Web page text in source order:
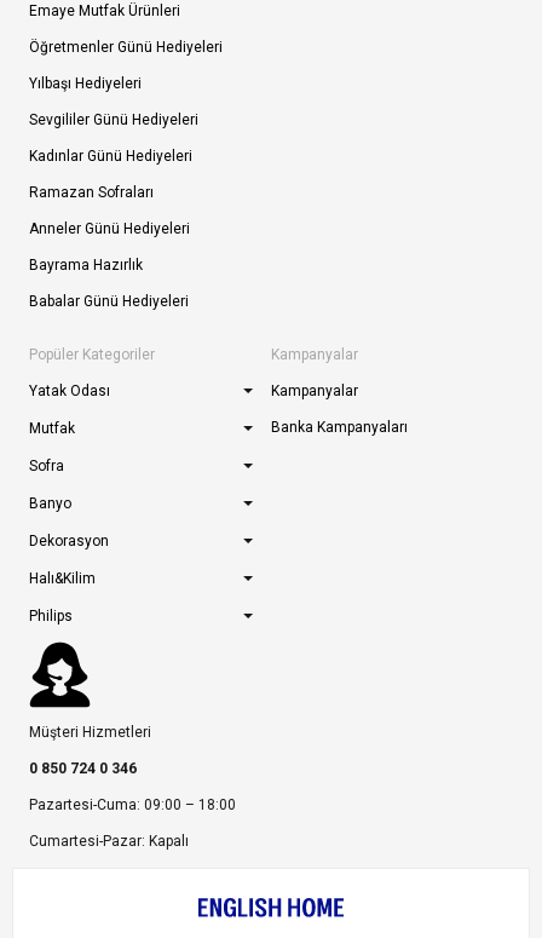
Emaye Mutfak Ürünleri
Öğretmenler Günü Hediyeleri
Yılbaşı Hediyeleri
Sevgililer Günü Hediyeleri
Kadınlar Günü Hediyeleri
Ramazan Sofraları
Anneler Günü Hediyeleri
Bayrama Hazırlık
Babalar Günü Hediyeleri
Popüler Kategoriler
Yatak Odası
Mutfak
Sofra
Banyo
Dekorasyon
Halı&Kilim
Philips
Kampanyalar
Kampanyalar
Banka Kampanyaları
Müşteri Hizmetleri
0 850 724 0 346
Pazartesi-Cuma: 09:00 – 18:00
Cumartesi-Pazar: Kapalı